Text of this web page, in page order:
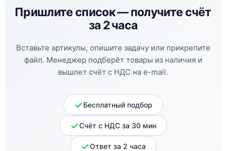
Пришлите список —получите счёт
за 2 часа
Вставьте артикулы, опишите задачу или прикрепите
файл. Менеджер подберёт товары из наличия и
вышлет счёт с НДС на e-mail.
Бесплатный подбор
Счёт с НДС за 30 мин
Ответ за 2 часа